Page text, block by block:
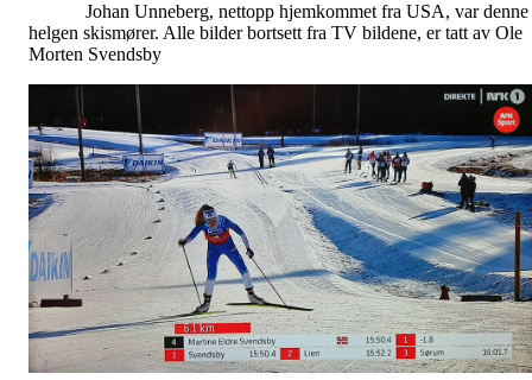
Johan Unneberg, nettopp hjemkommet fra USA, var denne
helgen skismører. Alle bilder bortsett fra TV bildene, er tatt av Ole
Morten Svendsby